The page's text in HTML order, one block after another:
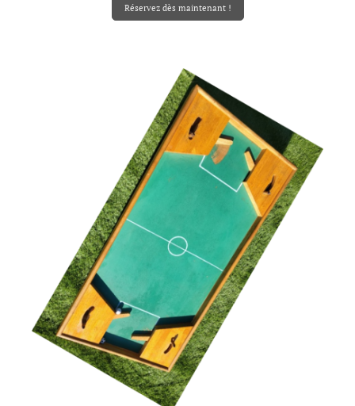
Réservez dès maintenant !